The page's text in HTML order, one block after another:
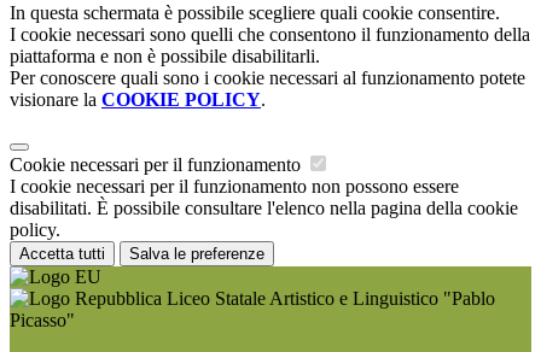
In questa schermata è possibile scegliere quali cookie consentire.
I cookie necessari sono quelli che consentono il funzionamento della
piattaforma e non è possibile disabilitarli.
Per conoscere quali sono i cookie necessari al funzionamento potete
visionare la COOKIE POLICY.
Cookie necessari per il funzionamento
I cookie necessari per il funzionamento non possono essere
disabilitati. È possibile consultare l'elenco nella pagina della cookie
policy.
Accetta tutti Salva le preferenze
Liceo Statale Artistico e Linguistico "Pablo
Picasso"